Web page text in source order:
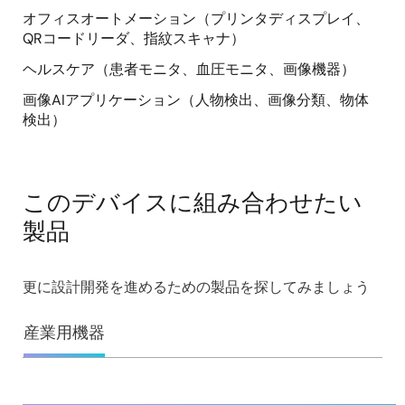
オフィスオートメーション（プリンタディスプレイ、
QRコードリーダ、指紋スキャナ）
ヘルスケア（患者モニタ、血圧モニタ、画像機器）
画像AIアプリケーション（人物検出、画像分類、物体
検出）
このデバイスに組み合わせたい
製品
更に設計開発を進めるための製品を探してみましょう
産業用機器